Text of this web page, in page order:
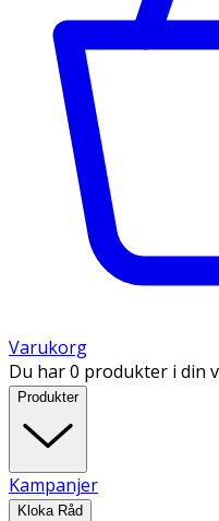
Varukorg
Du har 0 produkter i din
Produkter
Kampanjer
Kloka Råd